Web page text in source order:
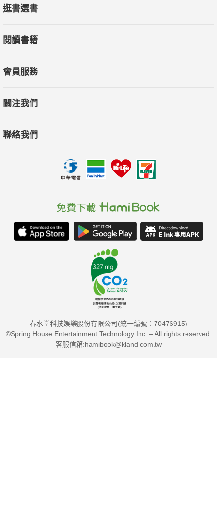
逛書選書
閱讀書籍
會員服務
關注我們
聯絡我們
春水堂科技娛樂股份有限公司(統一編號：70476915)
©Spring House Entertainment Technology Inc. – All rights reserved.
客服信箱:hamibook@kland.com.tw